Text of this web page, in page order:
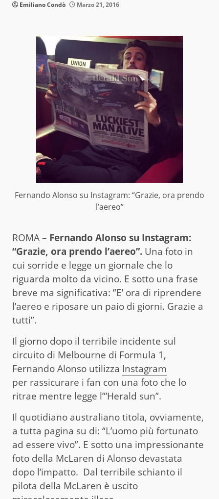
Emiliano Condò Marzo 21, 2016
Fernando Alonso su Instagram: “Grazie, ora prendo
l’aereo”
ROMA – Fernando Alonso su Instagram:
“Grazie, ora prendo l’aereo”. Una foto in
cui sorride e legge un giornale che lo
riguarda molto da vicino. E sotto una frase
breve ma significativa: ”E’ ora di riprendere
l’aereo e riposare un paio di giorni. Grazie a
tutti”.
Il giorno dopo il terribile incidente sul
circuito di Melbourne di Formula 1,
Fernando Alonso utilizza Instagram
per rassicurare i fan con una foto che lo
ritrae mentre legge l”’Herald sun”.
Il quotidiano australiano titola, ovviamente,
a tutta pagina su di: “L’uomo più fortunato
ad essere vivo”. E sotto una impressionante
foto della McLaren di Alonso devastata
dopo l’impatto. Dal terribile schianto il
pilota della McLaren è uscito